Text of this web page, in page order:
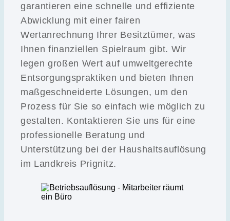
garantieren eine schnelle und effiziente
Abwicklung mit einer fairen
Wertanrechnung Ihrer Besitztümer, was
Ihnen finanziellen Spielraum gibt. Wir
legen großen Wert auf umweltgerechte
Entsorgungspraktiken und bieten Ihnen
maßgeschneiderte Lösungen, um den
Prozess für Sie so einfach wie möglich zu
gestalten. Kontaktieren Sie uns für eine
professionelle Beratung und
Unterstützung bei der Haushaltsauflösung
im Landkreis Prignitz.